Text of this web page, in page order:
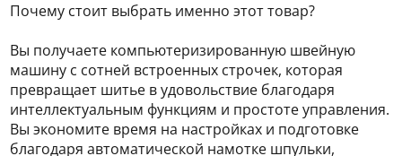
Почему стоит выбрать именно этот товар?
Вы получаете компьютеризированную швейную
машину с сотней встроенных строчек, которая
превращает шитье в удовольствие благодаря
интеллектуальным функциям и простоте управления.
Вы экономите время на настройках и подготовке
благодаря автоматической намотке шпульки,